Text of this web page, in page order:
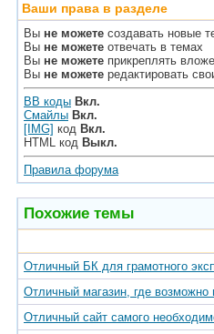
Ваши права в разделе
Вы не можете создавать новые
Вы не можете отвечать в темах
Вы не можете прикреплять
Вы не можете редактировать
BB коды Вкл.
Смайлы Вкл.
[IMG] код Вкл.
HTML код Выкл.
Правила форума
Похожие темы
Отличный БК для грамотного
Отличный магазин, где
Отличный сайт самого